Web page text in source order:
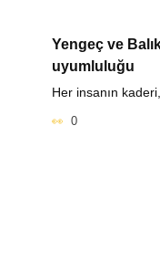
Yengeç ve
uyumluluğu
Her insanın
0